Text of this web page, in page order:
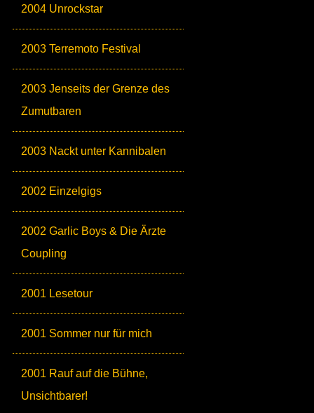
2004 Unrockstar
2003 Terremoto Festival
2003 Jenseits der Grenze des
Zumutbaren
2003 Nackt unter Kannibalen
2002 Einzelgigs
2002 Garlic Boys & Die Ärzte
Coupling
2001 Lesetour
2001 Sommer nur für mich
2001 Rauf auf die Bühne,
Unsichtbarer!